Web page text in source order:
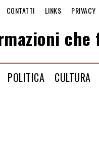
CONTATTI LINKS PRIVACY
che
POLITICA CULTURA